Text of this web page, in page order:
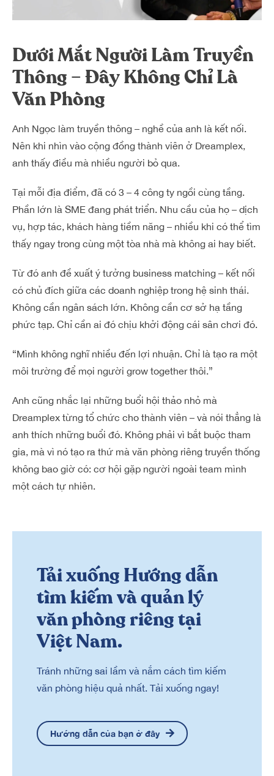
Dưới Mắt Người Làm Truyền
Thông – Đây Không Chỉ Là
Văn Phòng
Anh Ngọc làm truyền thông – nghề của anh là kết nối.
Nên khi nhìn vào cộng đồng thành viên ở Dreamplex,
anh thấy điều mà nhiều người bỏ qua.
Tại mỗi địa điểm, đã có 3 – 4 công ty ngồi cùng tầng.
Phần lớn là SME đang phát triển. Nhu cầu của họ – dịch
vụ, hợp tác, khách hàng tiềm năng – nhiều khi có thể tìm
thấy ngay trong cùng một tòa nhà mà không ai hay biết.
Từ đó anh đề xuất ý tưởng business matching – kết nối
có chủ đích giữa các doanh nghiệp trong hệ sinh thái.
Không cần ngân sách lớn. Không cần cơ sở hạ tầng
phức tạp. Chỉ cần ai đó chịu khởi động cái sân chơi đó.
“Mình không nghĩ nhiều đến lợi nhuận. Chỉ là tạo ra một
môi trường để mọi người grow together thôi.”
Anh cũng nhắc lại những buổi hội thảo nhỏ mà
Dreamplex từng tổ chức cho thành viên – và nói thẳng là
anh thích những buổi đó. Không phải vì bắt buộc tham
gia, mà vì nó tạo ra thứ mà văn phòng riêng truyền thống
không bao giờ có: cơ hội gặp người ngoài team mình
một cách tự nhiên.
Tải xuống Hướng dẫn
tìm kiếm và quản lý
văn phòng riêng tại
Việt Nam.
Tránh những sai lầm và nắm cách tìm kiếm
văn phòng hiệu quả nhất. Tải xuống ngay!
Hướng dẫn của bạn ở đây